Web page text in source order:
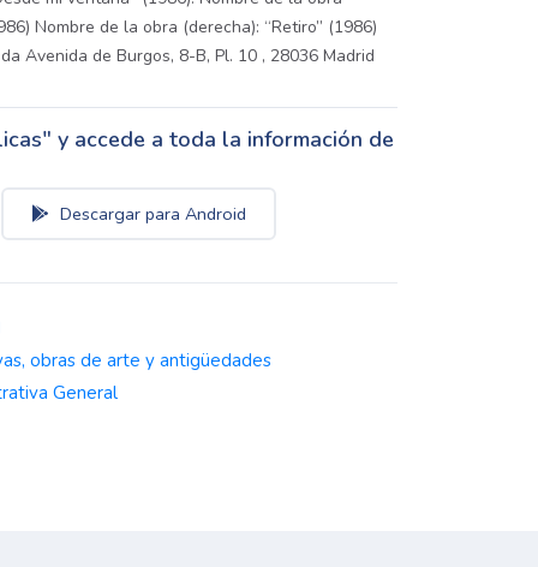
Nombre de la obra (derecha): “Retiro” (1986)
Avenida de Burgos, 8-B, Pl. 10 , 28036 Madrid
y accede a toda la información de
Descargar para Android
obras de arte y antigüedades
General